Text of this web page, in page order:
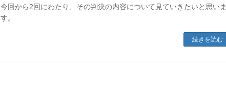
今回から2回にわたり、その判決の内容について見ていきたいと思いま
す。
続きを読む